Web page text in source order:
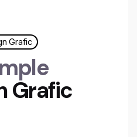
Grafic
Grafic